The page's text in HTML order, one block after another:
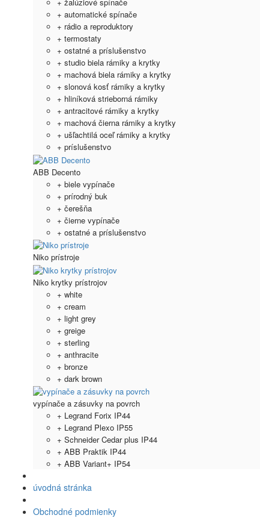
+ automatické spínače
+ rádio a reproduktory
+ termostaty
+ ostatné a príslušenstvo
+ studio biela rámiky a krytky
+ machová biela rámiky a krytky
+ slonová kosť rámiky a krytky
+ hliníková strieborná rámiky
+ antracitové rámiky a krytky
+ machová čierna rámiky a krytky
+ ušľachtilá oceľ rámiky a krytky
+ príslušenstvo
ABB Decento
+ biele vypínače
+ prírodný buk
+ čerešňa
+ čierne vypínače
+ ostatné a príslušenstvo
Niko prístroje
Niko krytky prístrojov
+ white
+ cream
+ light grey
+ greige
+ sterling
+ anthracite
+ bronze
+ dark brown
vypínače a zásuvky na povrch
+ Legrand Forix IP44
+ Legrand Plexo IP55
+ Schneider Cedar plus IP44
+ ABB Praktik IP44
+ ABB Variant+ IP54
úvodná stránka
Obchodné podmienky